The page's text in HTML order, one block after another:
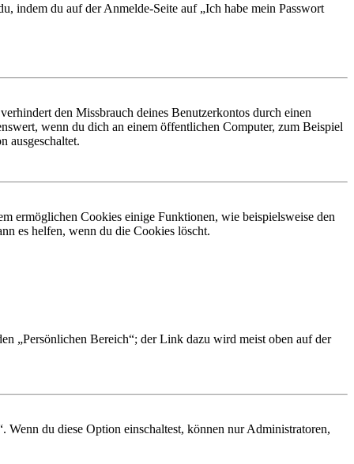
indem du auf der Anmelde-Seite auf „Ich habe mein Passwort
den Missbrauch deines Benutzerkontos durch einen
wenn du dich an einem öffentlichen Computer, zum Beispiel
ausgeschaltet.
ermöglichen Cookies einige Funktionen, wie beispielsweise den
es helfen, wenn du die Cookies löscht.
„Persönlichen Bereich“; der Link dazu wird meist oben auf der
du diese Option einschaltest, können nur Administratoren,